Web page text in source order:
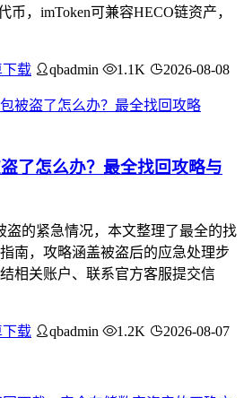
币，imToken可兼容HECO链资产，
下载 qbadmin 1.1K 2026-08-08
了怎么办？最全找回攻略与
盗的紧急情况，本文整理了最全的找
南，攻略涵盖被盗后的应急处理步
相关账户、联系官方客服提交信
下载 qbadmin 1.2K 2026-08-07